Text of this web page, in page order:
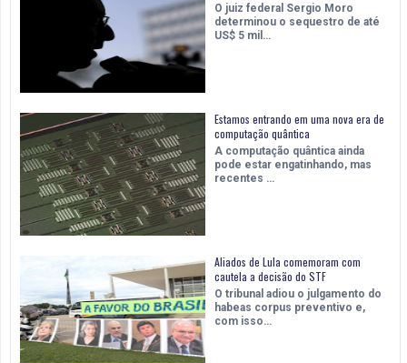
O juiz federal Sergio Moro
determinou o sequestro de até
US$ 5 mil…
Estamos entrando em uma nova era de
computação quântica
A computação quântica ainda
pode estar engatinhando, mas
recentes …
Aliados de Lula comemoram com
cautela a decisão do STF
O tribunal adiou o julgamento do
habeas corpus preventivo e,
com isso…